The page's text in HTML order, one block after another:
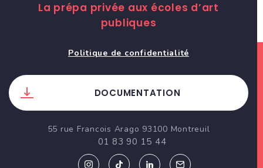
La prépa privée aux écoles d’art
publiques
Politique de confidentialité
DOCUMENTATION
55 rue Francois Arago 93100 Montreuil
01 83 90 15 44